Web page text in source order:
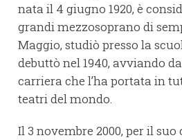
nata il 4 giugno 1920, è
grandi mezzosoprano di
Maggio, studiò presso la
debuttò nel 1940, avviando
carriera che l’ha portata in
teatri del mondo.
Il 3 novembre 2000, per il